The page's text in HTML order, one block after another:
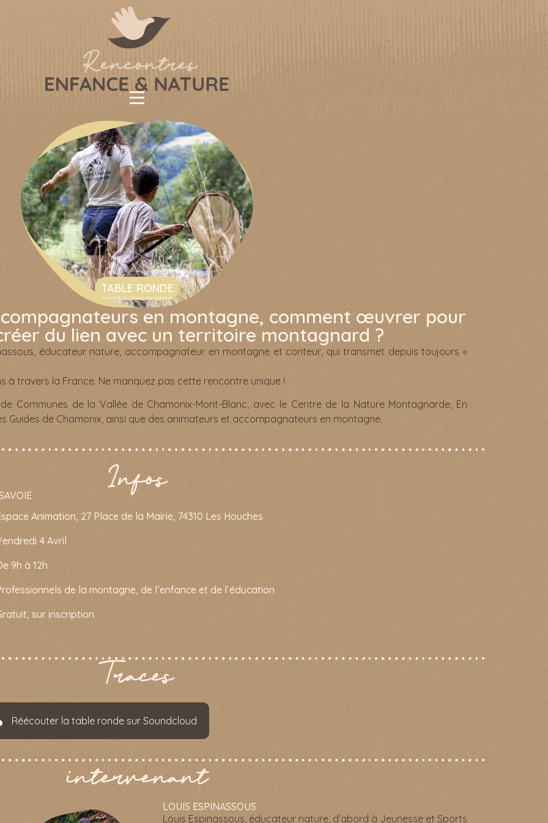
TABLE RONDE
Centre de la Nature Montagnarde
en montagne, comment œuvrer pour
du lien avec un territoire montagnard ?
éducateur nature, accompagnateur en montagne et conteur, qui transmet depuis toujours «
à travers la France. Ne manquez pas cette rencontre unique !
Communes de la Vallée de Chamonix-Mont-Blanc, avec le Centre de la Nature Montagnarde, En
Guides de Chamonix, ainsi que des animateurs et accompagnateurs en montagne.
Infos
Animation, 27 Place de la Mairie, 74310 Les Houches
4 Avril
9h à 12h
de la montagne, de l’enfance et de l’éducation
sur inscription
Traces
Réécouter la table ronde sur Soundcloud
intervenant
LOUIS ESPINASSOUS
Louis Espinassous, éducateur nature, d’abord à Jeunesse et Sports